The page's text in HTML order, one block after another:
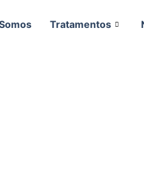
Tratamentos